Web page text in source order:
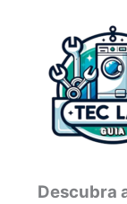
conteúdo
Descubra